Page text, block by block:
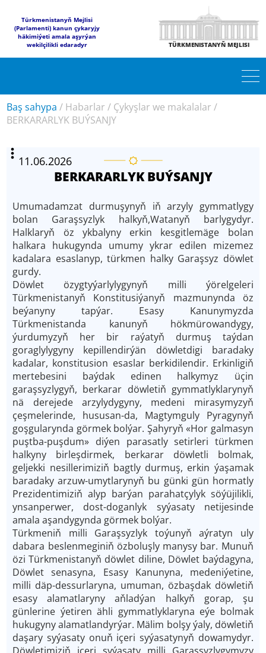
Türkmenistanyň Mejlisi
(Parlamenti) kanun çykaryjy
häkimiýeti amala aşyrýan
wekilçilikli edaradyr
TÜRKMENISTANYŇ MEJLISI
Baş sahypa / Habarlar / Çykyşlar we makalalar /
BERKARARLYK BUÝSANJY
11.06.2026
BERKARARLYK BUÝSANJY
Umumadamzat durmuşynyň iň arzyly gymmatlygy
bolan Garaşsyzlyk halkyň,Watanyň barlygydyr.
Halklaryň öz ykbalyny erkin kesgitlemäge bolan
halkara hukugynda umumy ykrar edilen mizemez
kadalara esaslanyp, türkmen halky Garaşsyz döwlet
gurdy.
Döwlet özygtyýarlylygynyň milli ýörelgeleri
Türkmenistanyň Konstitusiýanyň mazmunynda öz
beýanyny tapýar. Esasy Kanunymyzda
Türkmenistanda kanunyň hökmürowandygy,
ýurdumyzyň her bir raýatyň durmuş taýdan
goraglylygyny kepillendirýän döwletdigi baradaky
kadalar, konstitusion esaslar berkidilendir. Erkinligiň
mertebesini baýdak edinen halkymyz üçin
garaşsyzlygyň, berkarar döwletiň gymmatlyklarynyň
nä derejede arzylydygyny, medeni mirasymyzyň
çeşmelerinde, hususan-da, Magtymguly Pyragynyň
goşgularynda görmek bolýar. Şahyryň «Hor galmasyn
puştba-puşdum» diýen parasatly setirleri türkmen
halkyny birleşdirmek, berkarar döwletli bolmak,
geljekki nesillerimiziň bagtly durmuş, erkin ýaşamak
baradaky arzuw-umytlarynyň bu günki gün hormatly
Prezidentimiziň alyp barýan parahatçylyk söýüjilikli,
ynsanperwer, dost-doganlyk syýasaty netijesinde
amala aşandygynda görmek bolýar.
Türkmeniň milli Garaşsyzlyk toýunyň aýratyn uly
dabara beslenmeginiň özboluşly manysy bar. Munuň
özi Türkmenistanyň döwlet diline, Döwlet baýdagyna,
Döwlet senasyna, Esasy Kanunyna, medeniýetine,
milli däp-dessurlaryna, umuman, özbaşdak döwletiň
esasy alamatlaryny aňladýan halkyň gorap, şu
günlerine ýetiren ähli gymmatlyklaryna eýe bolmak
hukugyny alamatlandyrýar. Mälim bolşy ýaly, döwletiň
daşary syýasaty onuň içeri syýasatynyň dowamydyr.